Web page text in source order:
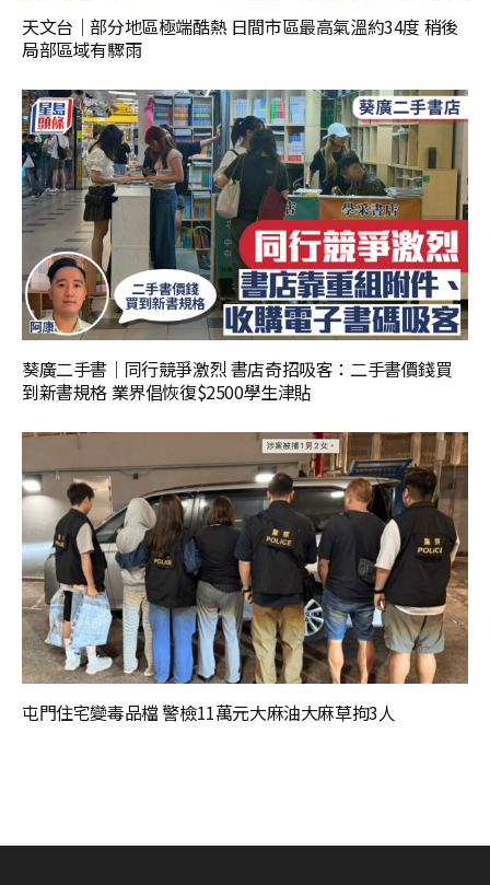
天文台｜部分地區極端酷熱 日間市區最高氣溫約34度 稍後
局部區域有驟雨
葵廣二手書｜同行競爭激烈 書店奇招吸客：二手書價錢買
到新書規格 業界倡恢復$2500學生津貼
屯門住宅變毒品檔 警檢11萬元大麻油大麻草拘3人